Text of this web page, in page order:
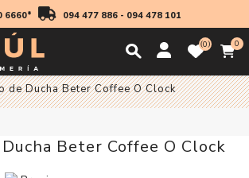
6660* 094 477 886- 094 478 101
0 0
de Ducha Beter Coffee O Clock
Beter Coffee O Clock